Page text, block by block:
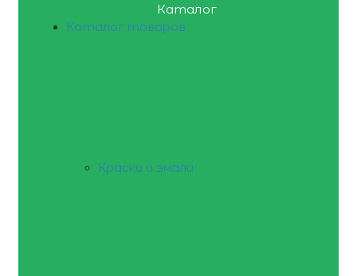
Каталог
Каталог товаров
Краски и эмали